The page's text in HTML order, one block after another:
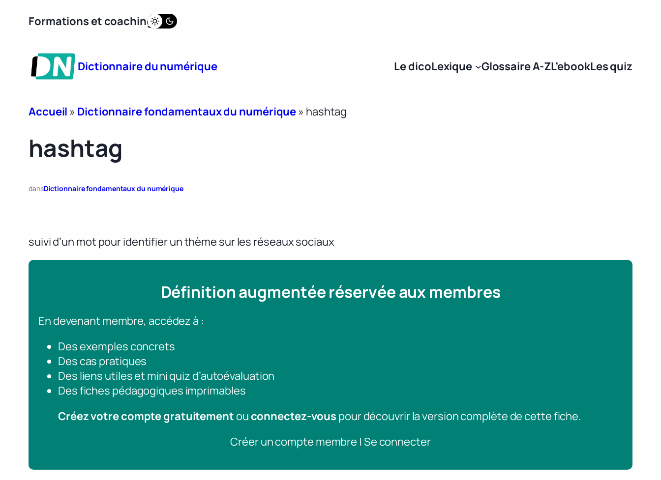
Formations et coaching
Dictionnaire du numérique Le dicoLexique Glossaire A-ZL’ebookLes quiz
Accueil » Dictionnaire fondamentaux du numérique» hashtag
hashtag
dansDictionnaire fondamentaux du numérique
suivi d’un mot pour identifier un thème sur les réseaux sociaux
Définition augmentée réservée aux membres
En devenant membre, accédez à :
Des exemples concrets
Des cas pratiques
Des liens utiles et mini quiz d’autoévaluation
Des fiches pédagogiques imprimables
Créez votre compte gratuitement ou connectez-vous pour découvrir la version complète de cette fiche.
Créer un compte membre | Se connecter